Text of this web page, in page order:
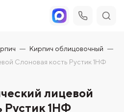
Кирпич облицовочный
Слоновая кость Рустик 1НФ
лицевой
Рустик 1НФ